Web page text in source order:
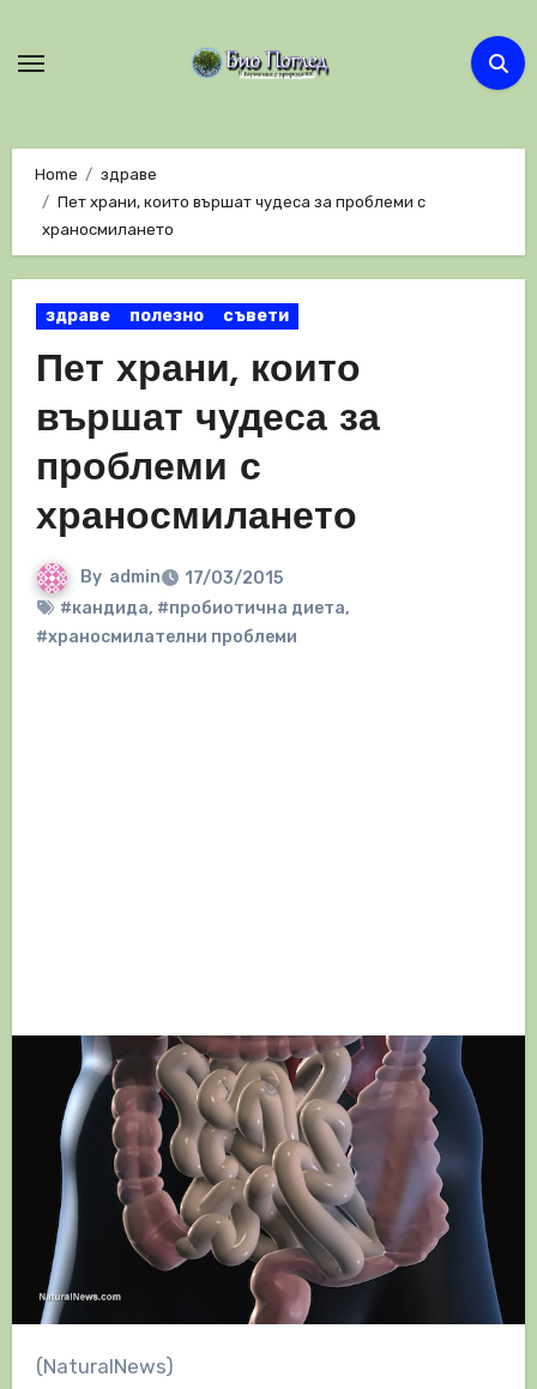
Home
здраве
Пет храни, които вършат чудеса за проблеми с
храносмилането
здраве полезно съвети
Пет храни, които
вършат чудеса за
проблеми с
храносмилането
By admin
17/03/2015
#кандида, #пробиотична диета,
#храносмилателни проблеми
(NaturalNews)